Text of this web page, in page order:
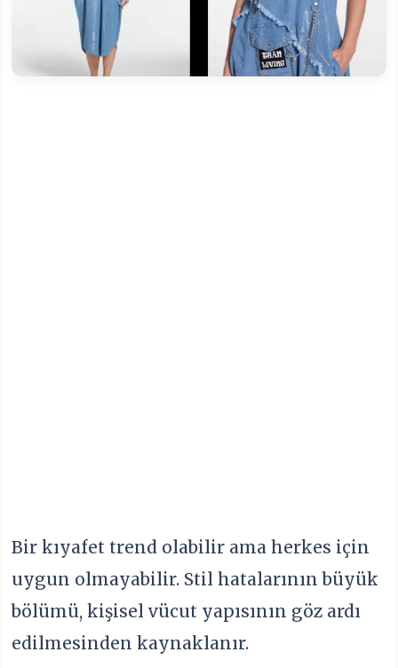
Bir kıyafet trend olabilir ama herkes için
uygun olmayabilir. Stil hatalarının büyük
bölümü, kişisel vücut yapısının göz ardı
edilmesinden kaynaklanır.